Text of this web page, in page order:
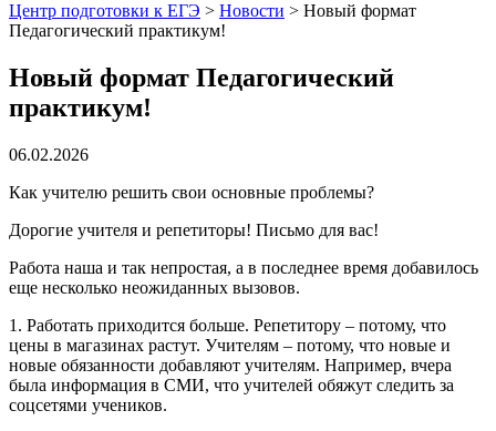
Центр подготовки к ЕГЭ > Новости > Новый формат
Педагогический практикум!
Новый формат Педагогический
практикум!
06.02.2026
Как учителю решить свои основные проблемы?
Дорогие учителя и репетиторы! Письмо для вас!
Работа наша и так непростая, а в последнее время добавилось
еще несколько неожиданных вызовов.
1. Работать приходится больше. Репетитору – потому, что
цены в магазинах растут. Учителям – потому, что новые и
новые обязанности добавляют учителям. Например, вчера
была информация в СМИ, что учителей обяжут следить за
соцсетями учеников.